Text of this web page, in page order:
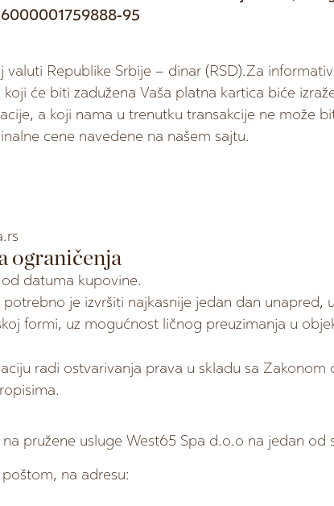
95
valuti Republike Srbije – dinar (RSD).Za
će biti zadužena Vaša platna kartica biće
a koji nama u trenutku transakcije ne može
cene navedene na našem sajtu.
ograničenja
datuma kupovine.
potrebno je izvršiti najkasnije jedan dan unapred,
formi, uz mogućnost ličnog preuzimanja u
radi ostvarivanja prava u skladu sa
pružene usluge West65 Spa d.o.o na jedan od
na adresu: